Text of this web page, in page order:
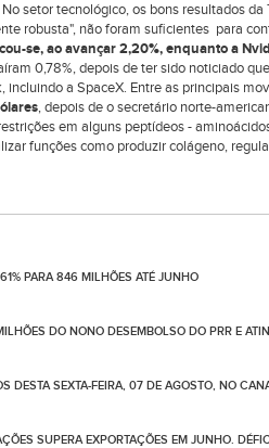
setor tecnológico, os bons resultados
robusta", não foram suficientes para
se, ao avançar 2,20%, enquanto a
0,78%, depois de ter sido noticiado
incluindo a SpaceX. Entre as principais
, depois de o secretário norte-
em alguns peptídeos -
funções como produzir colágeno,
PARA 846 MILHÕES ATÉ JUNHO
DO NONO DESEMBOLSO DO PRR E
DESTA SEXTA-FEIRA, 07 DE AGOSTO, NO
SUPERA EXPORTAÇÕES EM JUNHO.